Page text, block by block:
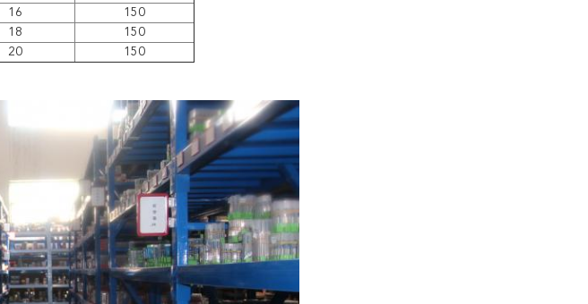
16
150
18
150
20 150